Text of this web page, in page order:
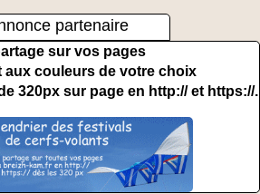
partenaire
sur vos pages
aux couleurs de votre choix
320px sur page en http:// et https://.